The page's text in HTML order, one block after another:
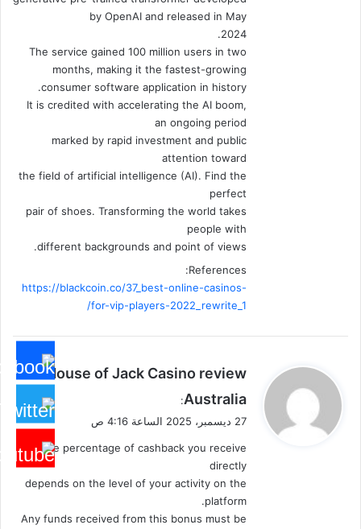
by OpenAI and released in May
2024.
The service gained 100 million users in two
months, making it the fastest-growing
consumer software application in history.
It is credited with accelerating the AI boom,
an ongoing period
marked by rapid investment and public
attention toward
the field of artificial intelligence (AI). Find the
perfect
pair of shoes. Transforming the world takes
people with
different backgrounds and point of views.
References:
https://blackcoin.co/37_best-online-casinos-
for-vip-players-2022_rewrite_1/
ي
و
ل
House of Jack Casino review
Australia
:
27 ديسمبر، 2025 الساعة 4:16 ص
The percentage of cashback you receive
directly
depends on the level of your activity on the
platform.
Any funds received from this bonus must be